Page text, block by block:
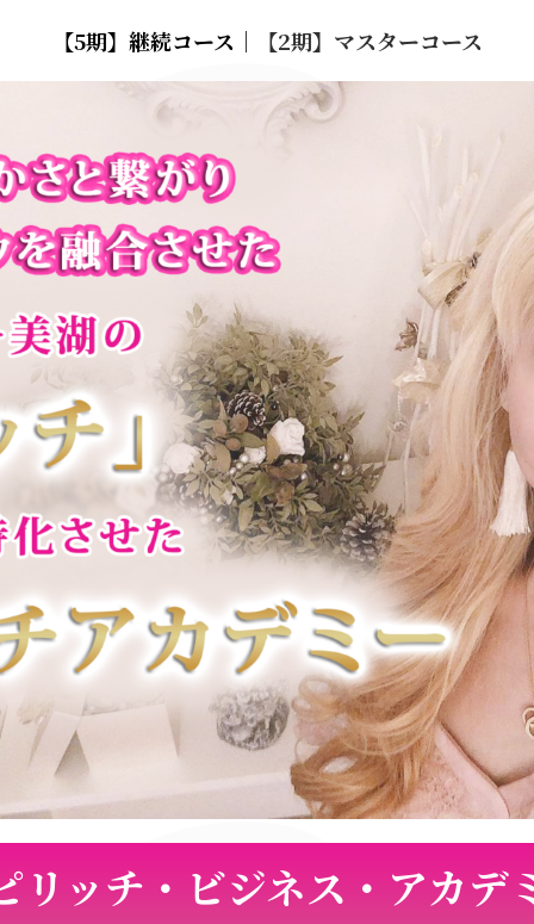
【5期】継続コース｜ 【2期】マスターコース
リッチ・ビジネス・アカデ